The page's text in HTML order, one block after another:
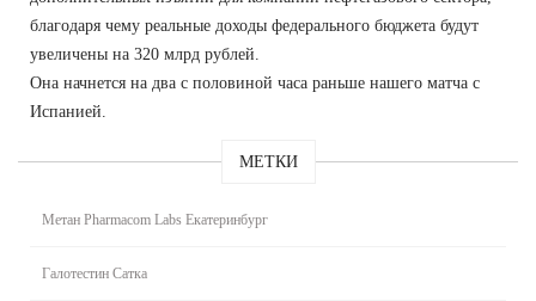
благодаря чему реальные доходы федерального бюджета будут
увеличены на 320 млрд рублей.
Она начнется на два с половиной часа раньше нашего матча с
Испанией.
МЕТКИ
Метан Pharmacom Labs Екатеринбург
Галотестин Сатка